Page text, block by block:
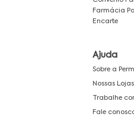
Farmácia
Encarte
Ajuda
Sobre a
Nossas Lojas
Trabalhe
Fale